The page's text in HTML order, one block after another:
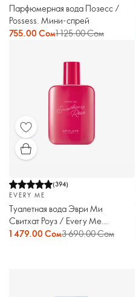
Парфюмерная вода Позесс /
Possess. Мини-спрей
755.00 Сом1 125.00 Сом
(394)
EVERY ME
Туалетная вода Эври Ми
Свитхат Роуз / Every Me
Sweetheart Rose
1 479.00 Сом3 690.00 Сом